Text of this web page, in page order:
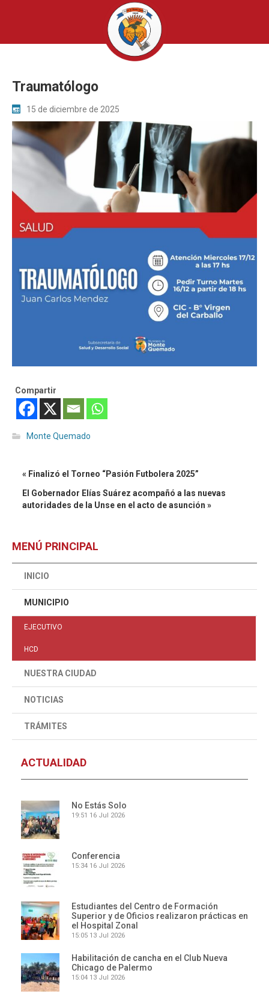
Traumatólogo
15 de diciembre de 2025
Compartir
Monte Quemado
« Finalizó el Torneo “Pasión Futbolera 2025”
El Gobernador Elías Suárez acompañó a las nuevas
autoridades de la Unse en el acto de asunción »
MENÚ PRINCIPAL
INICIO
MUNICIPIO
EJECUTIVO
HCD
NUESTRA CIUDAD
NOTICIAS
TRÁMITES
ACTUALIDAD
No Estás Solo
19:51 16 Jul 2026
Conferencia
15:34 16 Jul 2026
Estudiantes del Centro de Formación
Superior y de Oficios realizaron prácticas en
el Hospital Zonal
15:05 13 Jul 2026
Habilitación de cancha en el Club Nueva
Chicago de Palermo
15:04 13 Jul 2026